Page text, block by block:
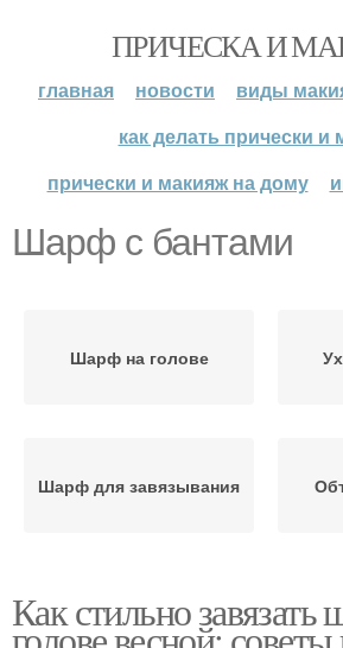
ПРИЧЕСКА И
главная новости
виды
как делать прически и
прически и макияж на дому
Шарф с бантами
Шарф на голове
Шарф для завязывания
Черные шарфы
Как стильно завязать